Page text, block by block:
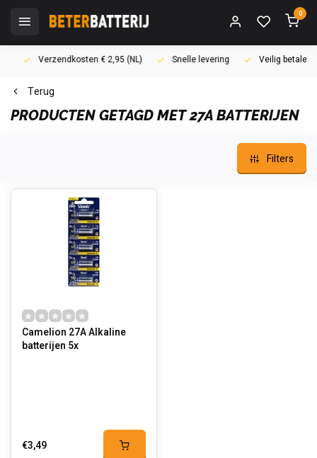
0
Verzendkosten € 2,95 (NL) Snelle levering Veilig betalen
Terug
PRODUCTEN GETAGD MET 27A BATTERIJEN
Filters
Camelion 27A Alkaline
batterijen 5x
€3,49